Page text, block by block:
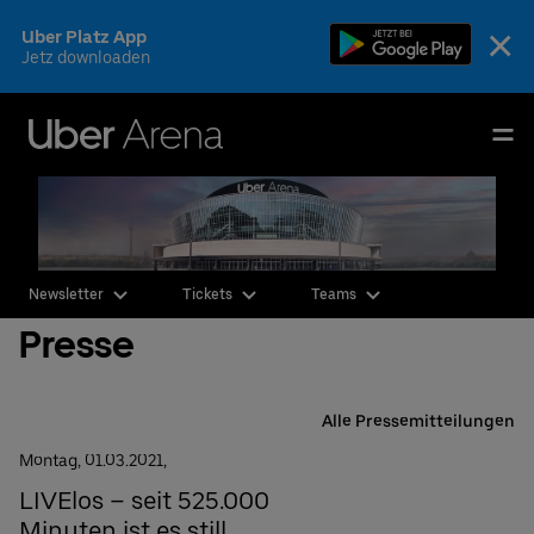
to
content
Tickets
×
Uber Platz App
Jetz downloaden
English
Events & Tickets
Die Arena
CSR & Nachhaltigkeit
Newsletter Tickets Teams
Presse
Alle Pressemitteilungen
Montag, 01.03.2021,
LIVElos – seit 525.000